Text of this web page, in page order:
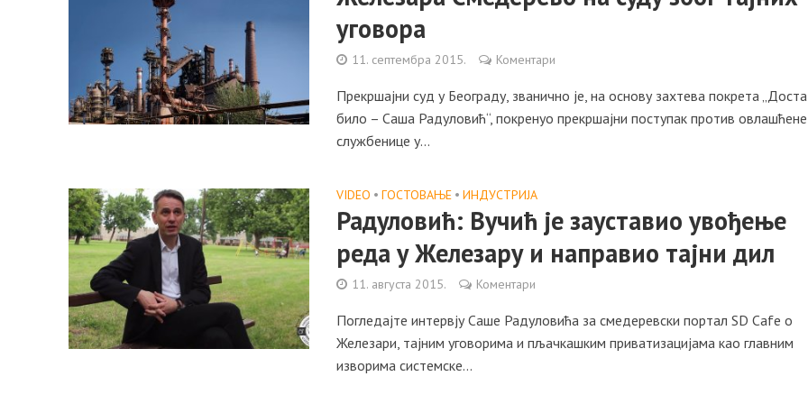
уговора
11. септембра 2015. Коментари
Прекршајни суд у Београду, званично је, на основу захтева покрета „Доста
било – Саша Радуловић“, покренуо прекршајни поступак против овлашћене
службенице у...
VIDEO • ГОСТОВАЊЕ • ИНДУСТРИЈА
Радуловић: Вучић је зауставио увођење
реда у Железару и направио тајни дил
11. августа 2015. Коментари
Погледајте интервју Саше Радуловића за смедеревски портал SD Cafe о
Железари, тајним уговорима и пљачкашким приватизацијама као главним
изворима системске...